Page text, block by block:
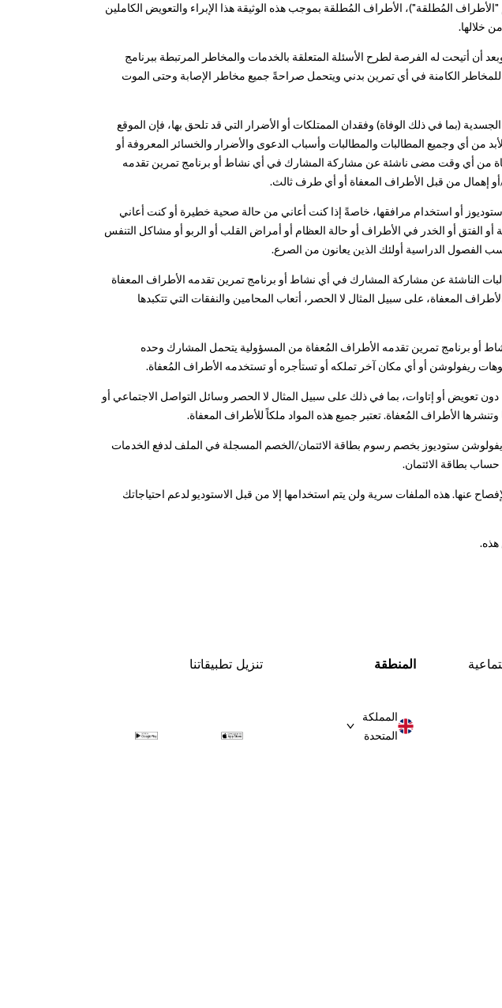
"الأطراف المُطلقة")، الأطراف المُطلقة بموجب هذه الوثيقة هذا الإبراء والتعويض الكاملين
خلالها.
أن أتيحت له الفرصة لطرح الأسئلة المتعلقة بالخدمات والمخاطر المرتبطة ببرنامج
الكامنة في أي تمرين بدني ويتحمل صراحةً جميع مخاطر الإصابة وحتى الموت
(بما في ذلك الوفاة) وفقدان الممتلكات أو الأضرار التي قد تلحق بها، فإن الموقع
من أي وجميع المطالبات والمطالبات وأسباب الدعوى والأضرار والخسائر المعروفة أو
من أي وقت مضى ناشئة عن مشاركة المشارك في أي نشاط أو برنامج تمرين تقدمه
أو إهمال من قبل الأطراف المعفاة أو أي طرف ثالث.
أو استخدام مرافقها، خاصةً إذا كنت أعاني من حالة صحية خطيرة أو كنت أعاني
أو الفتق أو الخدر في الأطراف أو حالة العظام أو أمراض القلب أو الربو أو مشاكل التنفس
الفصول الدراسية أولئك الذين يعانون من الصرع.
الناشئة عن مشاركة المشارك في أي نشاط أو برنامج تمرين تقدمه الأطراف المعفاة
المعفاة، على سبيل المثال لا الحصر، أتعاب المحامين والنفقات التي تتكبدها
أو برنامج تمرين تقدمه الأطراف المُعفاة من المسؤولية يتحمل المشارك وحده
ريفولوشن أو أي مكان آخر تملكه أو تستأجره أو تستخدمه الأطراف المُعفاة.
تعويض أو إتاوات، بما في ذلك على سبيل المثال لا الحصر وسائل التواصل الاجتماعي أو
وتنشرها الأطراف المُعفاة. تعتبر جميع هذه المواد ملكاً للأطراف المعفاة.
ستوديوز بخصم رسوم بطاقة الائتمان/الخصم المسجلة في الملف لدفع الخدمات
بطاقة الائتمان.
عنها. هذه الملفات سرية ولن يتم استخدامها إلا من قبل الاستوديو لدعم احتياجاتك
هذه.
المنطقة
المملكة
المتحدة
تنزيل تطبيقاتنا